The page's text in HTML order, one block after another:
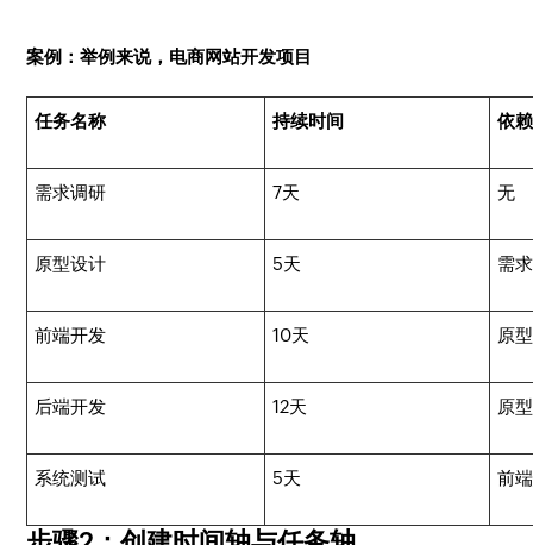
案例：举例来说，电商网站开发项目
任务名称 持续时间 依
需求调研 7天 无
原型设计 5天 需
前端开发 10天 原
后端开发 12天 原
系统测试 5天 前